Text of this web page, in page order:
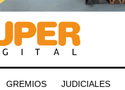
GREMIOS JUDICIALES